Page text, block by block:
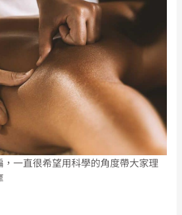
一直很希望用科學的角度帶大家理